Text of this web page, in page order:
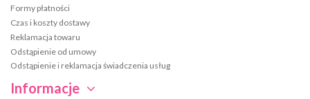
Formy płatności
Czas i koszty dostawy
Reklamacja towaru
Odstąpienie od umowy
Odstąpienie i reklamacja świadczenia usług
Informacje